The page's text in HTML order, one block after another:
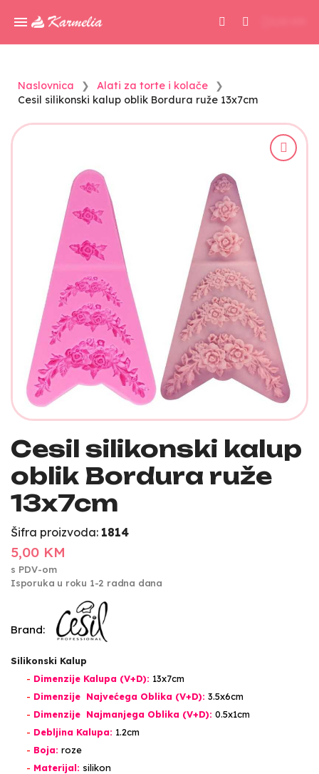
Naslovnica
Alati za torte i kolače
Cesil silikonski kalup oblik Bordura ruže 13x7cm
Cesil silikonski kalup
oblik Bordura ruže
13x7cm
Šifra proizvoda: 1814
5,00 KM
s PDV-om
Isporuka u roku 1-2 radna dana
Brand:
Silikonski Kalup
- Dimenzije Kalupa (V+D): 13x7cm
- Dimenzije Najvećega Oblika (V+D): 3.5x6cm
- Dimenzije Najmanjega Oblika (V+D): 0.5x1cm
- Debljina Kalupa: 1.2cm
- Boja: roze
- Materijal: silikon